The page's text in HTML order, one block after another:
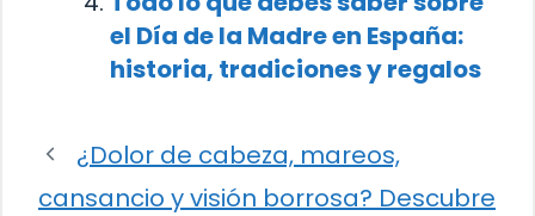
el Día de la Madre en España:
historia, tradiciones y regalos
¿Dolor de cabeza, mareos,
cansancio y visión borrosa? Descubre